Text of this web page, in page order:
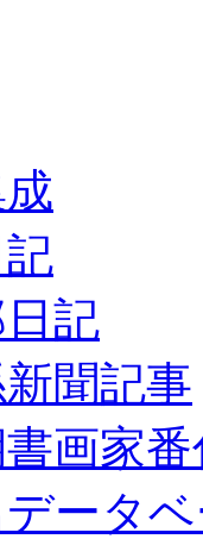
記
聞記事
画家
ータ